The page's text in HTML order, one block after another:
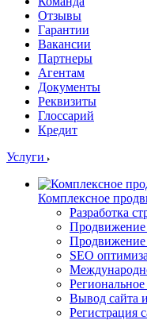
Отзывы
Гарантии
Вакансии
Партнеры
Агентам
Документы
Реквизиты
Глоссарий
Кредит
Услуги
Комплексное
Разработка
Продвижение
Продвижение
SEO
Вывод сайта
Регистрация